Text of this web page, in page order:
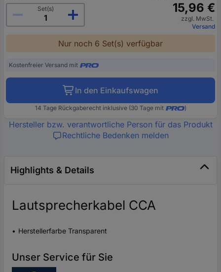
Set(s)
15,96 €
zzgl. MwSt.
Versand
Nur noch 6 Set(s) verfügbar
Kostenfreier Versand mit
In den Einkaufswagen
14 Tage Rückgaberecht inklusive (30 Tage mit )
Hersteller bzw. verantwortliche Person für das Produkt
Rechtliche Bedenken melden
Highlights & Details
Lautsprecherkabel CCA
Herstellerfarbe Transparent
Unser Service für Sie